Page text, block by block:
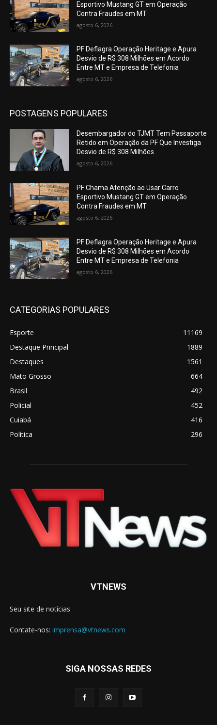
Esportivo Mustang GT em Operação
Contra Fraudes em MT
agosto 6, 2026
PF Deflagra Operação Heritage e Apura
Desvio de R$ 308 Milhões em Acordo
Entre MT e Empresa de Telefonia
agosto 6, 2026
POSTAGENS POPULARES
Desembargador do TJMT Tem Passaporte
Retido em Operação da PF Que Investiga
Desvio de R$ 308 Milhões
agosto 6, 2026
PF Chama Atenção ao Usar Carro
Esportivo Mustang GT em Operação
Contra Fraudes em MT
agosto 6, 2026
PF Deflagra Operação Heritage e Apura
Desvio de R$ 308 Milhões em Acordo
Entre MT e Empresa de Telefonia
agosto 6, 2026
CATEGORIAS POPULARES
Esporte
11169
Destaque Principal
1889
Destaques
1561
Mato Grosso
664
Brasil
492
Policial
452
Cuiabá
416
Política
296
VTNEWS
Seu site de notícias
Contate-nos: imprensa@vtnews.com
SIGA NOSSAS REDES